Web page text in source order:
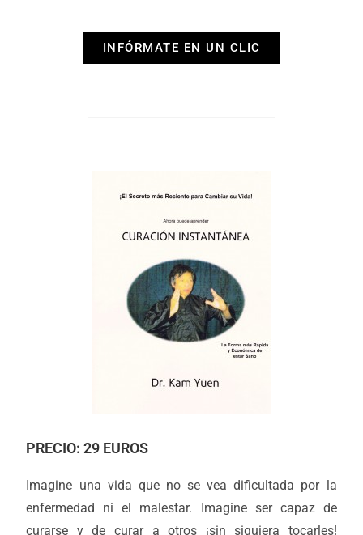
INFÓRMATE EN UN CLIC
PRECIO: 29 EUROS
Imagine una vida que no se vea dificultada por la
enfermedad ni el malestar. Imagine ser capaz de
curarse y de curar a otros ¡sin siquiera tocarles!